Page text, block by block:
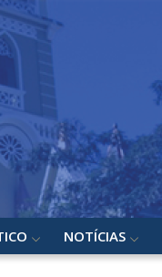
NOTÍCIAS